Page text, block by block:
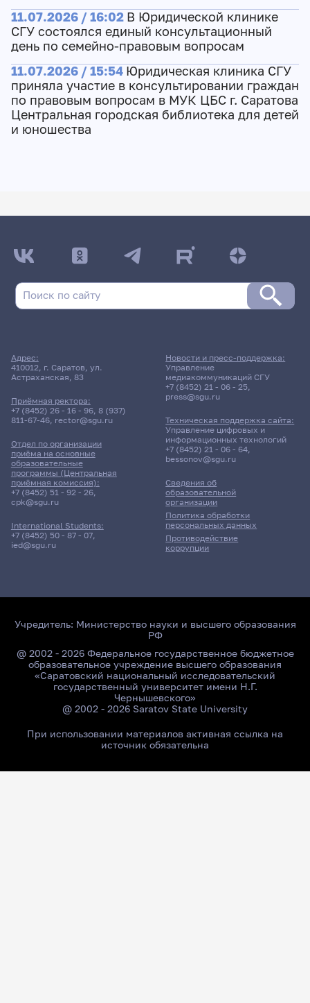
11.07.2026 / 16:02 В Юридической клинике
СГУ состоялся единый консультационный
день по семейно-правовым вопросам
11.07.2026 / 15:54 Юридическая клиника СГУ
приняла участие в консультировании граждан
по правовым вопросам в МУК ЦБС г. Саратова
Центральная городская библиотека для детей
и юношества
Адрес:
410012, г. Саратов, ул.
Астраханская, 83
Приёмная ректора:
+7 (8452) 26 - 16 - 96, 8 (937)
811-67-46, rector@sgu.ru
Отдел по организации
приёма на основные
образовательные
программы (Центральная
приёмная комиссия):
+7 (8452) 51 - 92 - 26,
cpk@sgu.ru
International Students:
+7 (8452) 50 - 87 - 07,
ied@sgu.ru
Сведения об
образовательной
организации
Политика обработки
персональных данных
Противодействие
коррупции
Новости и пресс-поддержка:
Управление
медиакоммуникаций СГУ
+7 (8452) 21 - 06 - 25,
press@sgu.ru
Техническая поддержка сайта:
Управление цифровых и
информационных технологий
+7 (8452) 21 - 06 - 64,
bessonov@sgu.ru
Учредитель: Министерство науки и высшего образования
РФ
@ 2002 - 2026 Федеральное государственное бюджетное
образовательное учреждение высшего образования
«Саратовский национальный исследовательский
государственный университет имени Н.Г.
Чернышевского»
@ 2002 - 2026 Saratov State University
При использовании материалов активная ссылка на
источник обязательна